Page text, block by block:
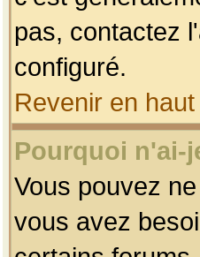
pas, contactez
configuré.
Revenir en
Pourquoi n'ai-
Vous pouvez
vous avez